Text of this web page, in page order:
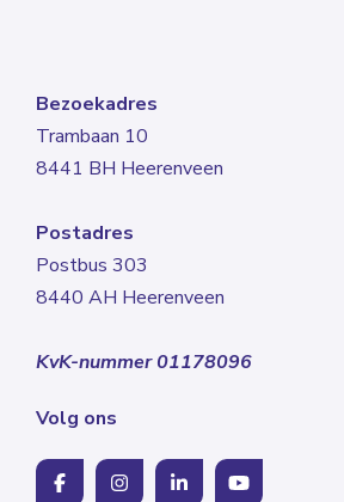
Bezoekadres
Trambaan 10
8441 BH Heerenveen
Postadres
Postbus 303
8440 AH Heerenveen
KvK-nummer 01178096
Volg ons